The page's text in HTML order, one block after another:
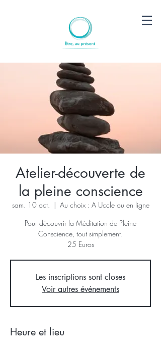
Atelier-découverte de
la pleine conscience
sam. 10 oct.
  |
Au choix : A Uccle ou en ligne
Pour découvrir la Méditation de Pleine
Conscience, tout simplement.
25 Euros
Les inscriptions sont closes
Voir autres événements
Heure et lieu